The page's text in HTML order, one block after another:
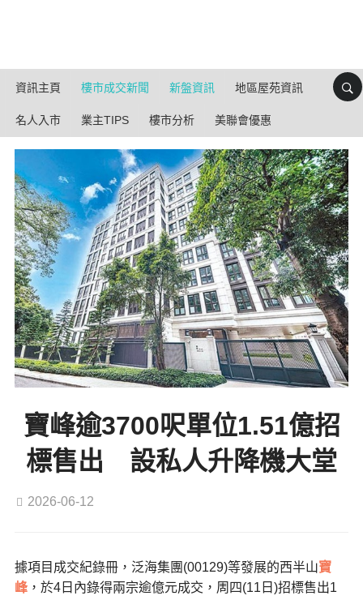
資訊主頁 樓市成交新聞 新盤資訊 地區屋苑資訊
名人入市 業主TIPS 樓市分析 美聯會優惠
寶峰逾3700呎單位1.51億招
標售出 設私人升降機大堂
2026-06-12
據項目成交紀錄冊，泛海集團(00129)等發展的西半山寶
峰，於4日內錄得兩宗逾億元成交，周四(11日)招標售出1